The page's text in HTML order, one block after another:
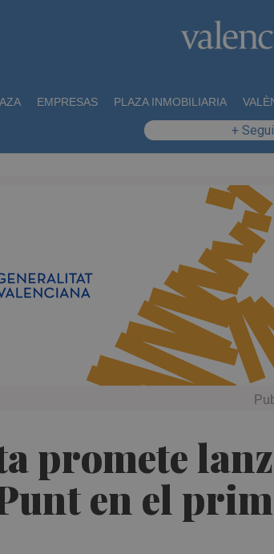
EMPRESAS PLAZA INMOBILIARIA
+
promete
en el